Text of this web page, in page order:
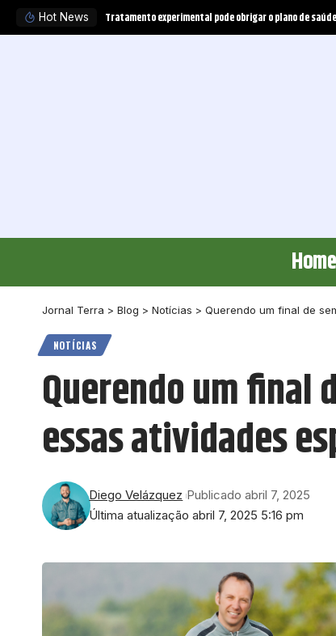
Hot News Desafios do primeiro grau de jurisdição na visão de
Home
Jornal Terra > Blog > Notícias > Querendo um final de
NOTÍCIAS
Querendo um final
essas atividades
Última atualização abril 7, 2025 5:16 pm
Diego Velázquez Publicado abril 7, 2025